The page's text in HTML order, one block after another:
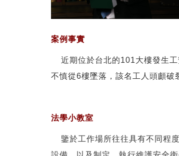
案例事實
近期位於台北的101大樓發生工
不慎從6樓墜落，該名工人頭顱破
法學小教室
鑒於工作場所往往具有不同程